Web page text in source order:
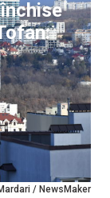
/ NewsMaker